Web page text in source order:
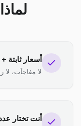
أسعار
لا مفاجآت،
أنت تختار